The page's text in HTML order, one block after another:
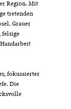
Region. Mit
tretenden
Grauer
felsige
fokussierter
Die